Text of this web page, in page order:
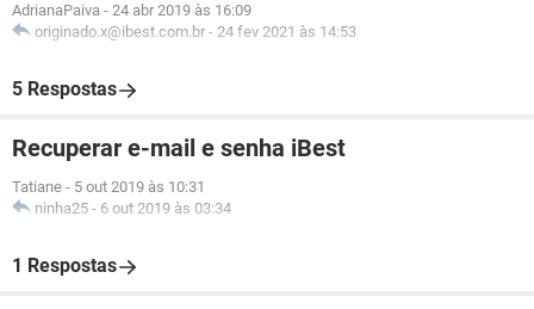
AdrianaPaiva - 24 abr 2019 às 16:09
originado.x@ibest.com.br - 24 fev 2021 às 14:53
5 Respostas
Recuperar e-mail e senha iBest
Tatiane - 5 out 2019 às 10:31
ninha25 - 6 out 2019 às 03:34
1 Respostas